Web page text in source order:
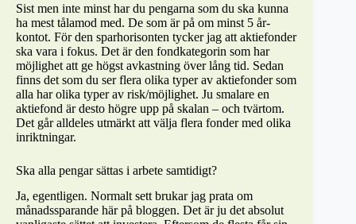
Sist men inte minst har du pengarna som du ska kunna
ha mest tålamod med. De som är på om minst 5 år-
kontot. För den sparhorisonten tycker jag att aktiefonder
ska vara i fokus. Det är den fondkategorin som har
möjlighet att ge högst avkastning över lång tid. Sedan
finns det som du ser flera olika typer av aktiefonder som
alla har olika typer av risk/möjlighet. Ju smalare en
aktiefond är desto högre upp på skalan – och tvärtom.
Det går alldeles utmärkt att välja flera fonder med olika
inriktningar.
Ska alla pengar sättas i arbete samtidigt?
Ja, egentligen. Normalt sett brukar jag prata om
månadssparande här på bloggen. Det är ju det absolut